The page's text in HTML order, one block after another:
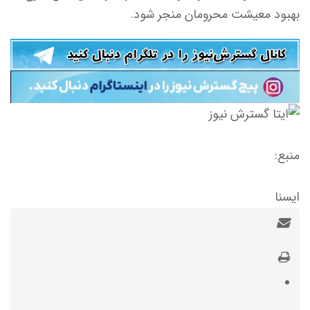
بهبود معیشت محرومان منجر شود.
منبع:
ایسنا